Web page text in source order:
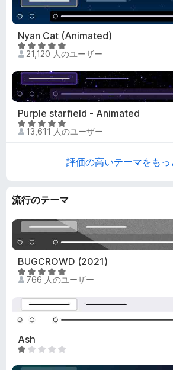
中
4
.
9
の
評
価
Nyan Cat (Animated)
5
段
階
中
4
.
9
の
21,120 人のユーザー
Purple starfield - Animated
5
段
9
評
価
13,611 人のユーザー
評価の高いテーマをもっ
流行のテーマ
BUGCROWD (2021)
5
段
階
中
4
9
766 人のユーザー
Ash
5
段